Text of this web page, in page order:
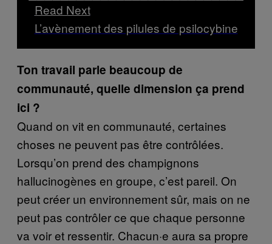
Read Next
L’avènement des pilules de psilocybine
Ton travail parle beaucoup de
communauté, quelle dimension ça prend
ici ?
Quand on vit en communauté, certaines
choses ne peuvent pas être contrôlées.
Lorsqu’on prend des champignons
hallucinogènes en groupe, c’est pareil. On
peut créer un environnement sûr, mais on ne
peut pas contrôler ce que chaque personne
va voir et ressentir. Chacun·e aura sa propre